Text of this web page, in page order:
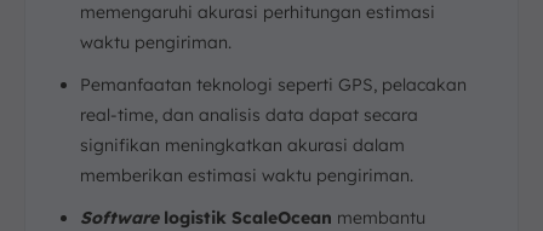
memengaruhi akurasi perhitungan estimasi
waktu pengiriman.
Pemanfaatan teknologi seperti GPS, pelacakan
real-time, dan analisis data dapat secara
signifikan meningkatkan akurasi dalam
memberikan estimasi waktu pengiriman.
Softwarelogistik ScaleOcean membantu